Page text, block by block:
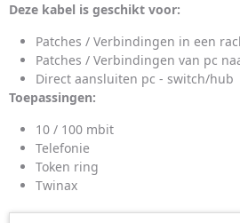
Deze kabel is geschikt voor:
Patches / Verbindingen in een
Patches / Verbindingen van pc
Direct aansluiten pc - switch/hub
Toepassingen:
10 / 100 mbit
Telefonie
Token ring
Twinax